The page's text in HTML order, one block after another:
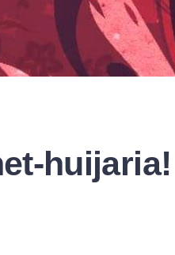
huijaria!